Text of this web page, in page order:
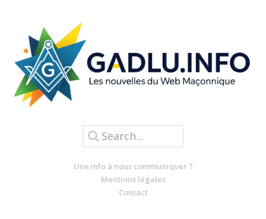
Une info à nous communiquer ?
Mentions légales
Contact